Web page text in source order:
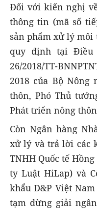
Đối với kiến nghị
thông tin (mã số
sản phẩm xử lý
quy định tại Điều
26/2018/TT-
2018 của Bộ Nông
thôn, Phó Thủ
Phát triển nông
Còn Ngân hàng
xử lý và trả lời các
TNHH Quốc tế
ty Luật HiLap) và
khẩu D&P Việt
tạm dừng giải